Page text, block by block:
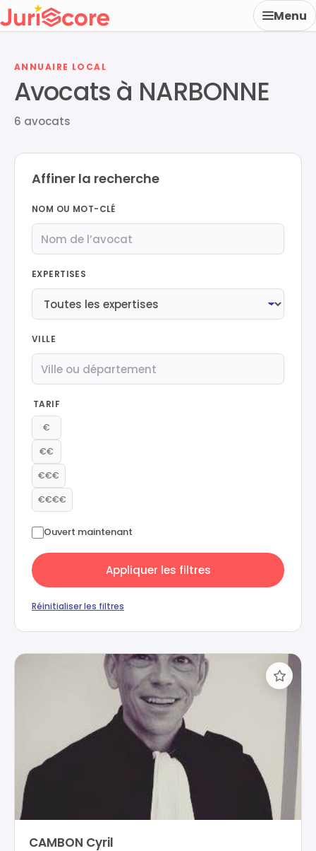
Menu
ANNUAIRE LOCAL
Avocats à NARBONNE
6 avocats
Affiner la recherche
NOM OU MOT-CLÉ
EXPERTISES
VILLE
TARIF
€
€€
€€€
€€€€
Ouvert maintenant
Appliquer les filtres
Réinitialiser les filtres
CAMBON Cyril